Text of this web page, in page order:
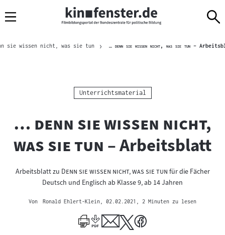
Navigation
zum
zur
amBrotkrümelnavigation
sie wissen nicht, was sie tun … denn sie wissen nicht, was sie tun"–
Kategorie:
Unterrichtsmaterial
"
… denn sie wissen nicht,
was sie tun "
– Arbeitsblatt
Arbeitsblatt zu "Denn sie wissen nicht, was sie tun"für die Fächer
Deutsch und Englisch ab Klasse 9, ab 14 Jahren
Von Ronald Ehlert-Klein , 02.02.2021 , 2 Minuten zu lesen